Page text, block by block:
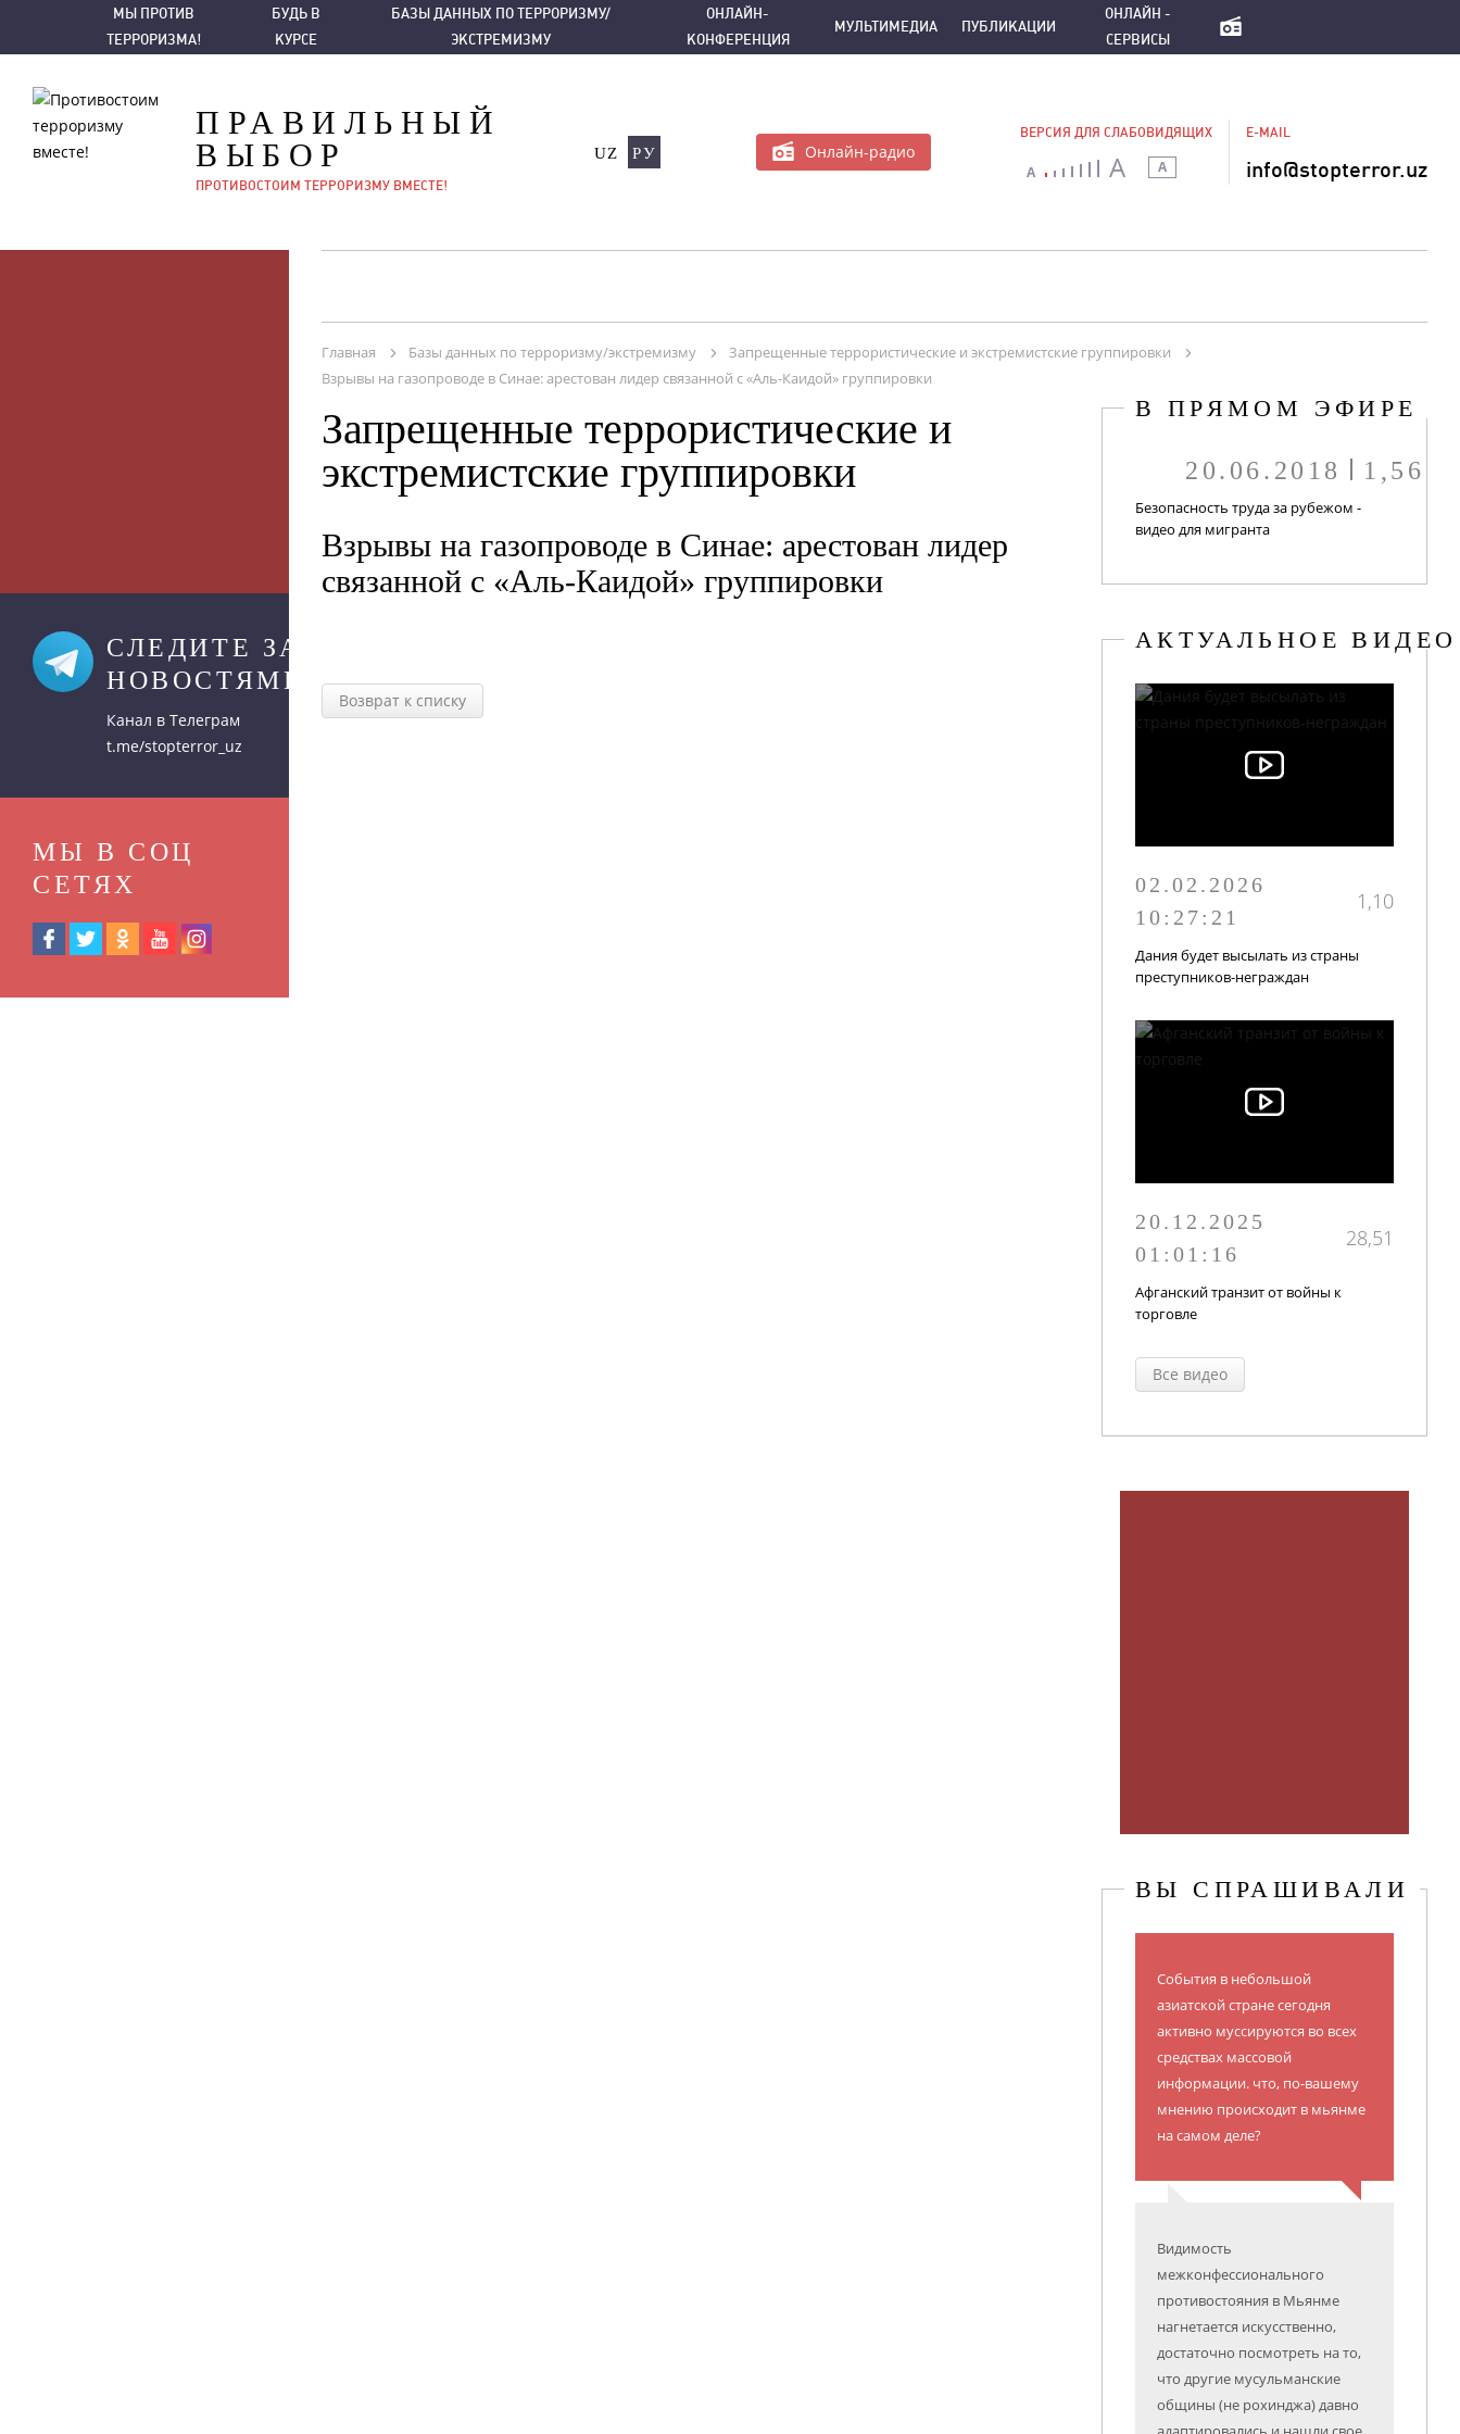
МЫ ПРОТИВ ТЕРРОРИЗМА! БУДЬ В КУРСЕ БАЗЫ ДАННЫХ ПО ТЕРРОРИЗМУ/ЭКСТРЕМИЗМУ ОНЛАЙН-КОНФЕРЕНЦИЯ ОНЛАЙН - СЕРВИСЫ
МЫ ПРОТИВ
ТЕРРОРИЗМА!
БУДЬ В
КУРСЕ
БАЗЫ ДАННЫХ ПО ТЕРРОРИЗМУ/
ЭКСТРЕМИЗМУ
ОНЛАЙН-
КОНФЕРЕНЦИЯ
МУЛЬТИМЕДИА ПУБЛИКАЦИИ
ОНЛАЙН -
СЕРВИСЫ
ПРАВИЛЬНЫЙ
ВЫБОР
ПРОТИВОСТОИМ ТЕРРОРИЗМУ ВМЕСТЕ!
UZ РУ Онлайн-радио
ВЕРСИЯ ДЛЯ СЛАБОВИДЯЩИХ
A A A
E-MAIL
info@stopterror.uz
СЛЕДИТЕ ЗА
НОВОСТЯМИ
Канал в Телеграм
t.me/stopterror_uz
МЫ В СОЦ
СЕТЯХ
Главная Базы данных по терроризму/экстремизму
Запрещенные террористические и экстремистские группировки
Взрывы на газопроводе в Синае: арестован лидер связанной с «Аль-Каидой» группировки
В ПРЯМОМ ЭФИРЕ
20.06.2018 1,56
Безопасность труда за рубежом -
видео для мигранта
АКТУАЛЬНОЕ ВИДЕО
02.02.2026
10:27:21
1,10
Дания будет высылать из страны
преступников-неграждан
20.12.2025
01:01:16
28,51
Афганский транзит от войны к
торговле
Все видео
ВЫ СПРАШИВАЛИ
События в небольшой
азиатской стране сегодня
активно муссируются во всех
средствах массовой
информации. что, по-вашему
мнению происходит в мьянме
на самом деле?
Видимость
межконфессионального
противостояния в Мьянме
нагнетается искусственно,
достаточно посмотреть на то,
что другие мусульманские
общины (не рохинджа) давно
Запрещенные террористические и
экстремистские группировки
Взрывы на газопроводе в Синае: арестован лидер
связанной с «Аль-Каидой» группировки
Возврат к списку